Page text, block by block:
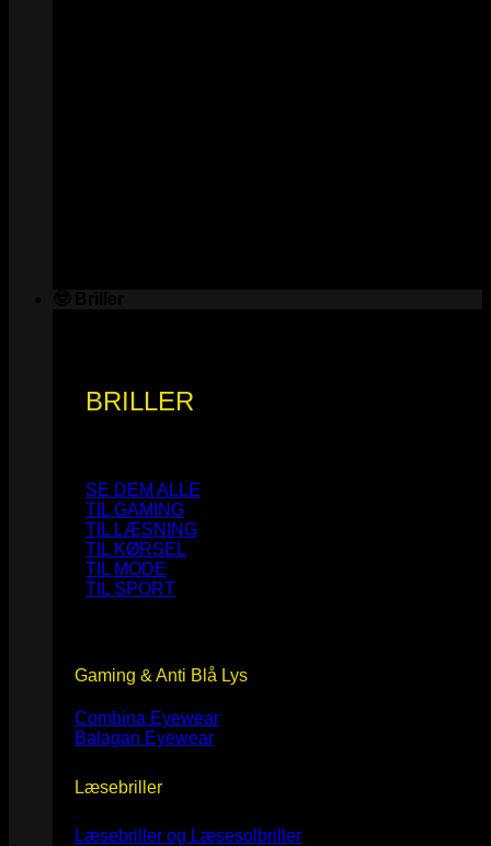
BRILLER
SE DEM ALLE
TIL GAMING
TIL LÆSNING
TIL KØRSEL
TIL MODE
TIL SPORT
Gaming & Anti Blå Lys
Combina Eyewear
Balagan Eyewear
Læsebriller
Læsebriller og Læsesolbriller